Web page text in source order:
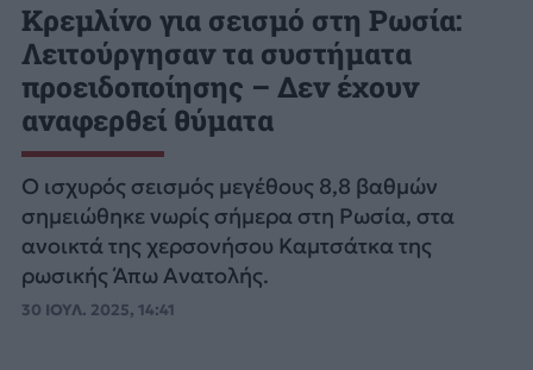
Κρεμλίνο για σεισμό στη Ρωσία:
Λειτούργησαν τα συστήματα
προειδοποίησης – Δεν έχουν
αναφερθεί θύματα
Ο ισχυρός σεισμός μεγέθους 8,8 βαθμών
σημειώθηκε νωρίς σήμερα στη Ρωσία, στα
ανοικτά της χερσονήσου Καμτσάτκα της
ρωσικής Άπω Ανατολής.
30 ΙΟΥΛ. 2025, 14:41